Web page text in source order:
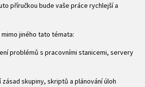
příručkou bude vaše práce rychlejší a
jiného tato témata:
problémů s pracovními stanicemi, servery
skupiny, skriptů a plánování úloh